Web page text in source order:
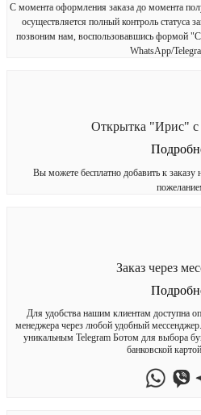
С момента оформления заказа до момента
осуществляется полный контроль статуса
позвоним нам, воспользовавшись формой
WhatsApp/
Открытка "Ирис"
Вы можете бесплатно добавить к
Заказ через
Для удобства нашим клиентам доступна
менеджера через любой удобный
уникальным Telegram Ботом для выбора
банковской